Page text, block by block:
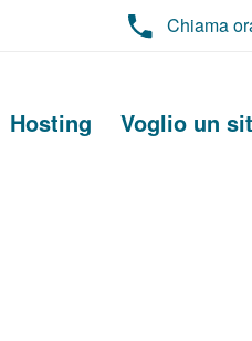
Chiama
Hosting Voglio un